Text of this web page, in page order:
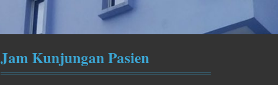
Jam Kunjungan Pasien